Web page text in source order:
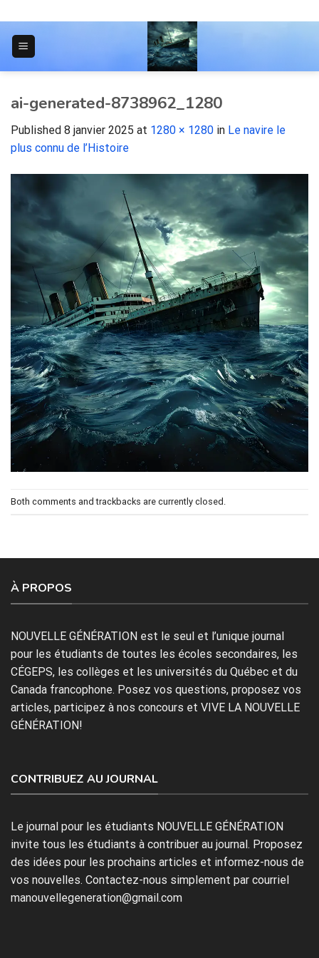
to
content
ai-generated-8738962_1280
Published 8 janvier 2025 at 1280 × 1280 in Le navire le
plus connu de l’Histoire
Both comments and trackbacks are currently closed.
À PROPOS
NOUVELLE GÉNÉRATION est le seul et l’unique journal
pour les étudiants de toutes les écoles secondaires, les
CÉGEPS, les collèges et les universités du Québec et du
Canada francophone. Posez vos questions, proposez vos
articles, participez à nos concours et VIVE LA NOUVELLE
GÉNÉRATION!
CONTRIBUEZ AU JOURNAL
Le journal pour les étudiants NOUVELLE GÉNÉRATION
invite tous les étudiants à contribuer au journal. Proposez
des idées pour les prochains articles et informez-nous de
vos nouvelles. Contactez-nous simplement par courriel
manouvellegeneration@gmail.com